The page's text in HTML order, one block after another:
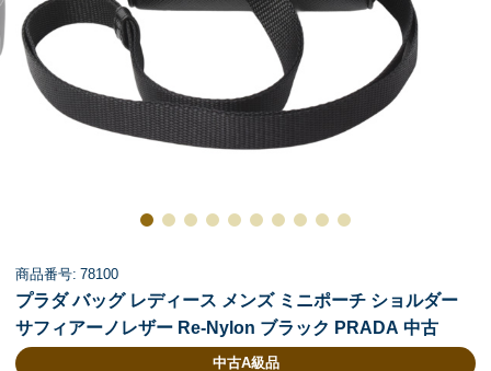
商品番号: 78100
プラダ バッグ レディース メンズ ミニポーチ ショルダー
サフィアーノレザー Re-Nylon ブラック PRADA 中古
中古A級品